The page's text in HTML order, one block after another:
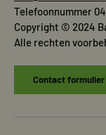
Telefoonnummer
Copyright © 2024
Alle rechten
Contact formulier